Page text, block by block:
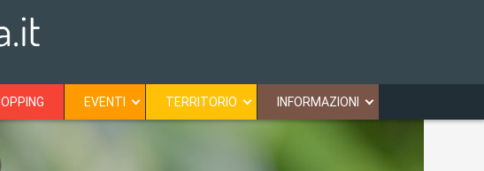
EVENTI TERRITORIO INFORMAZIONI